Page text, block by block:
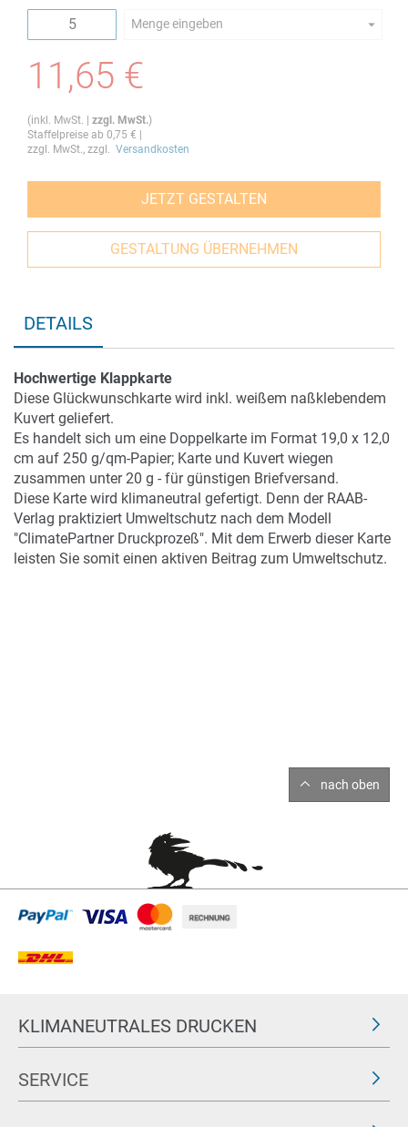
Menge eingeben
11,65 €
(inkl. MwSt. | zzgl. MwSt.)
Staffelpreise ab 0,75 € |
zzgl. MwSt., zzgl. Versandkosten
JETZT GESTALTEN
GESTALTUNG ÜBERNEHMEN
DETAILS
Hochwertige Klappkarte
Diese Glückwunschkarte wird inkl. weißem naßklebendem
Kuvert geliefert.
Es handelt sich um eine Doppelkarte im Format 19,0 x 12,0
cm auf 250 g/qm-Papier; Karte und Kuvert wiegen
zusammen unter 20 g - für günstigen Briefversand.
Diese Karte wird klimaneutral gefertigt. Denn der RAAB-
Verlag praktiziert Umweltschutz nach dem Modell
"ClimatePartner Druckprozeß". Mit dem Erwerb dieser Karte
leisten Sie somit einen aktiven Beitrag zum Umweltschutz.
nach oben
KLIMANEUTRALES DRUCKEN
SERVICE